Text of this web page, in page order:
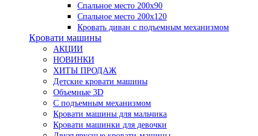
Спальное место 200х90
Спальное место 200х120
Кровать диван с подъемным механизмом
Кровати машины
АКЦИИ
НОВИНКИ
ХИТЫ ПРОДАЖ
Детские кровати машины
Объемные 3D
С подъемным механизмом
Кровати машины для мальчика
Кровати машинки для девочки